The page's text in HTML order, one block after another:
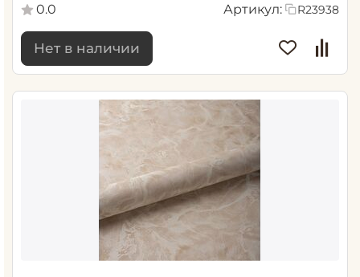
0.0
Артикул: R23938
Нет в наличии